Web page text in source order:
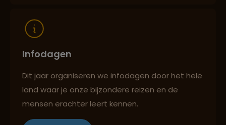
Infodagen
Dit jaar organiseren we infodagen door het hele
land waar je onze bijzondere reizen en de
mensen erachter leert kennen.